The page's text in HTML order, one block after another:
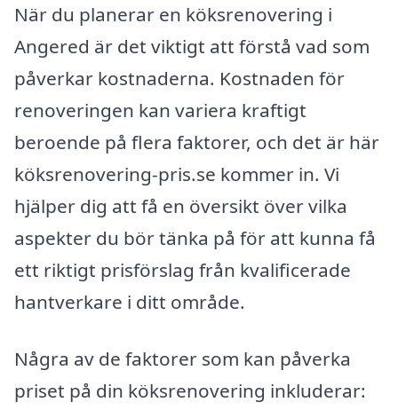
När du planerar en köksrenovering i
Angered är det viktigt att förstå vad som
påverkar kostnaderna. Kostnaden för
renoveringen kan variera kraftigt
beroende på flera faktorer, och det är här
köksrenovering-pris.se kommer in. Vi
hjälper dig att få en översikt över vilka
aspekter du bör tänka på för att kunna få
ett riktigt prisförslag från kvalificerade
hantverkare i ditt område.
Några av de faktorer som kan påverka
priset på din köksrenovering inkluderar: